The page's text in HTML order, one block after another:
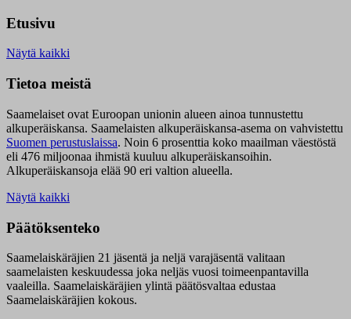
Etusivu
Näytä kaikki
Tietoa meistä
Saamelaiset ovat Euroopan unionin alueen ainoa tunnustettu
alkuperäiskansa. Saamelaisten alkuperäiskansa-asema on vahvistettu
Suomen perustuslaissa. Noin 6 prosenttia koko maailman väestöstä
eli 476 miljoonaa ihmistä kuuluu alkuperäiskansoihin.
Alkuperäiskansoja elää 90 eri valtion alueella.
Näytä kaikki
Päätöksenteko
Saamelaiskäräjien 21 jäsentä ja neljä varajäsentä valitaan
saamelaisten keskuudessa joka neljäs vuosi toimeenpantavilla
vaaleilla. Saamelaiskäräjien ylintä päätösvaltaa edustaa
Saamelaiskäräjien kokous.